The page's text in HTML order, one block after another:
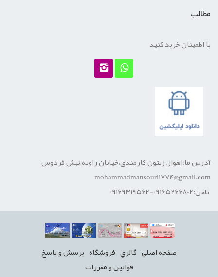
مطالب
با اطمینان خرید کنید
آدرس ما:اهواز, زیتون کارمندی،خیابان زاویه،نبش فردوس
mohammadmansouri1774@gmail.com
تلفن:09165266802-09169319562
صفحه اصلي گالري فروشگاه پرسش و پاسخ
قوانين و مقررات